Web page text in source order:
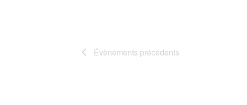
Évènements précédents